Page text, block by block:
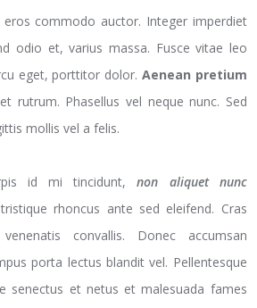
commodo auctor. Integer imperdiet
odio et, varius massa. Fusce vitae leo
eget, porttitor dolor. Aenean pretium
rutrum. Phasellus vel neque nunc. Sed
mollis vel a felis.
id mi tincidunt,non aliquet nunc
rhoncus ante sed eleifend. Cras
convallis. Donec accumsan
porta lectus blandit vel. Pellentesque
senectus et netus et malesuada fames